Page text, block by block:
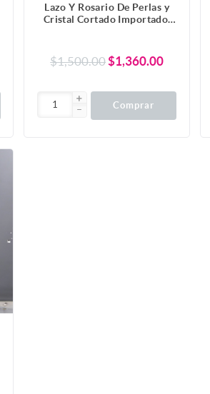
Lazo Y Rosario De Perlas y
Cristal Cortado Importado,
$1,500.00 $1,360.00
Comprar